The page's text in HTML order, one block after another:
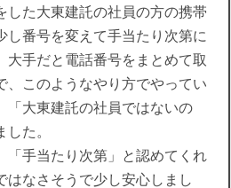
した大東建託の社員の方の携帯
し番号を変えて手当たり次第に
大手だと電話番号をまとめて取
、このようなやり方でやってい
「大東建託の社員ではないの
た。
「手当たり次第」と認めてくれ
はなさそうで少し安心しまし